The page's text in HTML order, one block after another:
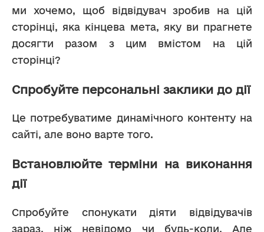
ми хочемо, щоб відвідувач зробив на цій
сторінці, яка кінцева мета, яку ви прагнете
досягти разом з цим вмістом на цій
сторінці?
Спробуйте персональні заклики до дії
Це потребуватиме динамічного контенту на
сайті, але воно варте того.
Встановлюйте терміни на виконання
дії
Спробуйте спонукати діяти відвідувачів
зараз, ніж невідомо чи будь-коли. Але